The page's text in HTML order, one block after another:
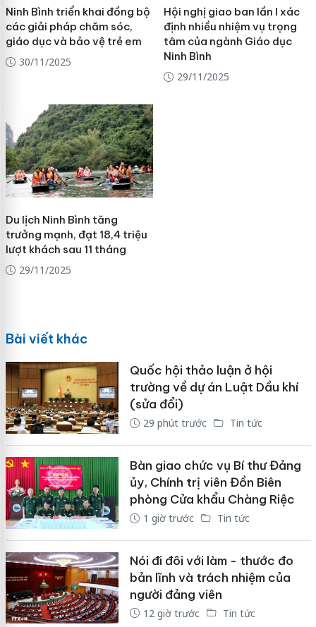
Ninh Bình triển khai đồng bộ
các giải pháp chăm sóc,
giáo dục và bảo vệ trẻ em
30/11/2025
Hội nghị giao ban lần I xác
định nhiều nhiệm vụ trọng
tâm của ngành Giáo dục
Ninh Bình
29/11/2025
Du lịch Ninh Bình tăng
trưởng mạnh, đạt 18,4 triệu
lượt khách sau 11 tháng
29/11/2025
Bài viết khác
Quốc hội thảo luận ở hội
trường về dự án Luật Dầu khí
(sửa đổi)
29 phút trước Tin tức
Bàn giao chức vụ Bí thư Đảng
ủy, Chính trị viên Đồn Biên
phòng Cửa khẩu Chàng Riệc
1 giờ trước Tin tức
Nói đi đôi với làm - thước đo
bản lĩnh và trách nhiệm của
người đảng viên
12 giờ trước Tin tức